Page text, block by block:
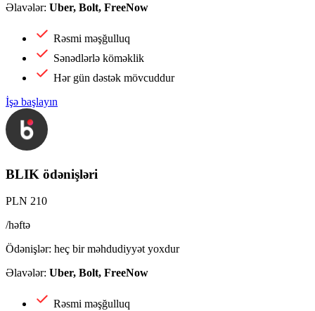
Əlavələr: Uber, Bolt, FreeNow
Rəsmi məşğulluq
Sənədlərlə köməklik
Hər gün dəstək mövcuddur
İşə başlayın
BLIK ödənişləri
PLN 210
/həftə
Ödənişlər: heç bir məhdudiyyət yoxdur
Əlavələr: Uber, Bolt, FreeNow
Rəsmi məşğulluq